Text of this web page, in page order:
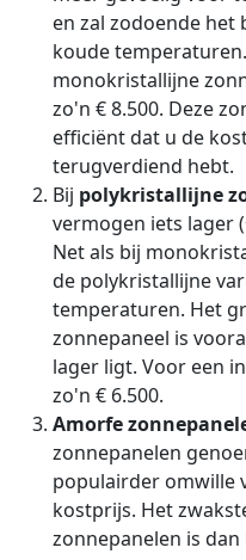
en zal zodoende het
koude
monokristallijne
zo'n € 8.500. Deze
efficiënt dat u de
terugverdiend hebt.
Bij polykristallijne
vermogen iets lager
Net als bij
de polykristallijne
temperaturen. Het
zonnepaneel is
lager ligt. Voor een
zo'n € 6.500.
Amorfe
zonnepanelen
populairder omwille
kostprijs. Het
zonnepanelen is